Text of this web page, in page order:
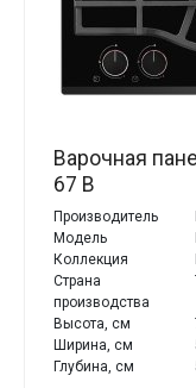
Варочная
67 B
Производитель
Модель
Коллекция
Страна
производства
Высота, см
Ширина, см
Глубина, см